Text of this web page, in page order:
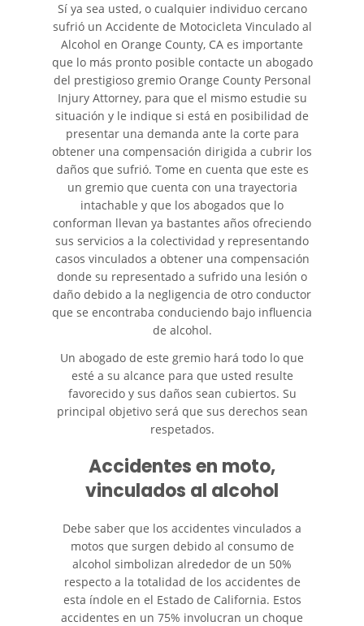
Tipos de Daños Disponibles
Tipos habituales de Accidentes
Accidente de Autobús
Causas Comunes de
Accidentes de Autobús
Estrategias para Ganar su
Caso
Estadísticas de Accidentes de
Autobús
Evidencia Requerida en Casos
de Accidentes de Autobús
Ley de Transporte Público en
California
Accidente de Bicicleta
Bicicleta
Lesiones Comunes
Bicicleta
Leyes de Bicicletas sobre
Lesiones Personales
Tipos de Compensación
Sí ya sea usted, o cualquier individuo cercano
sufrió un Accidente de Motocicleta Vinculado al
Alcohol en Orange County, CA es importante
que lo más pronto posible contacte un abogado
del prestigioso gremio Orange County Personal
Injury Attorney, para que el mismo estudie su
situación y le indique si está en posibilidad de
presentar una demanda ante la corte para
obtener una compensación dirigida a cubrir los
daños que sufrió. Tome en cuenta que este es
un gremio que cuenta con una trayectoria
intachable y que los abogados que lo
conforman llevan ya bastantes años ofreciendo
sus servicios a la colectividad y representando
casos vinculados a obtener una compensación
donde su representado a sufrido una lesión o
daño debido a la negligencia de otro conductor
que se encontraba conduciendo bajo influencia
de alcohol.
Un abogado de este gremio hará todo lo que
esté a su alcance para que usted resulte
favorecido y sus daños sean cubiertos. Su
principal objetivo será que sus derechos sean
respetados.
Accidentes en moto,
vinculados al alcohol
Debe saber que los accidentes vinculados a
motos que surgen debido al consumo de
alcohol simbolizan alrededor de un 50%
respecto a la totalidad de los accidentes de
esta índole en el Estado de California. Estos
accidentes en un 75% involucran un choque